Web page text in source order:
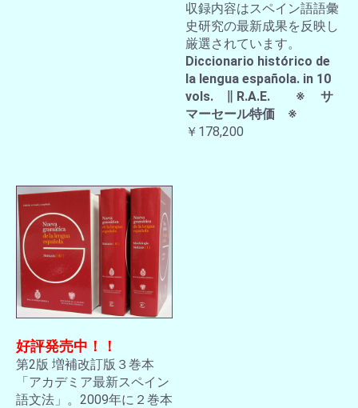
収録内容はスペイン語語彙
史研究の最新成果を反映し
厳選されています。
Diccionario histórico de
la lengua española. in 10
vols. ∥ R.A.E. ※ サ
マーセール特価 ※
￥178,200
好評発売中！！
第2版 増補改訂版３巻本
「アカデミア最新スペイン
語文法」。2009年に２巻本